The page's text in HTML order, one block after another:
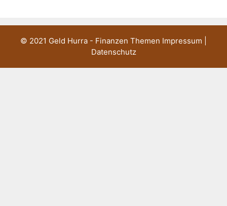
© 2021 Geld Hurra - Finanzen Themen Impressum
Datenschutz